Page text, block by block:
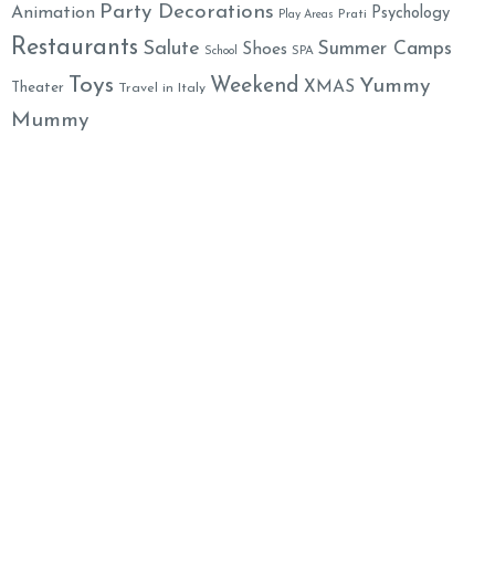
Animation Party Decorations Play Areas Prati Psychology
Restaurants Salute School Shoes SPA Summer Camps
Theater Toys Travel in Italy Weekend XMAS Yummy
Mummy